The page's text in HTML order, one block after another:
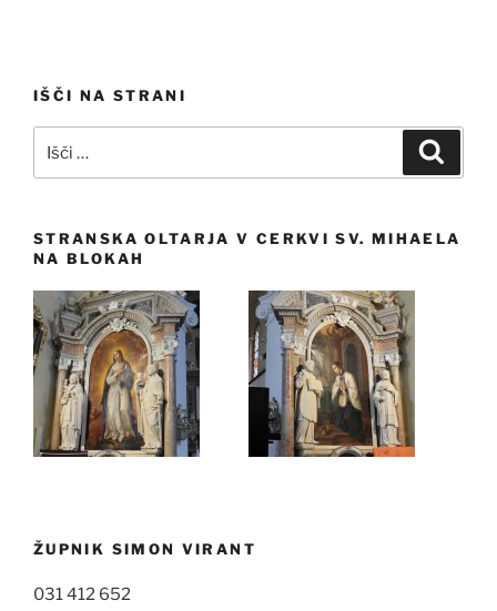
IŠČI NA STRANI
STRANSKA OLTARJA V CERKVI SV. MIHAELA
NA BLOKAH
ŽUPNIK SIMON VIRANT
031 412 652